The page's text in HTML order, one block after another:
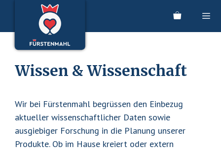
springen
Wissen & Wissenschaft
Wir bei Fürstenmahl begrüssen den Einbezug
aktueller wissenschaftlicher Daten sowie
ausgiebiger Forschung in die Planung unserer
Produkte. Ob im Hause kreiert oder extern